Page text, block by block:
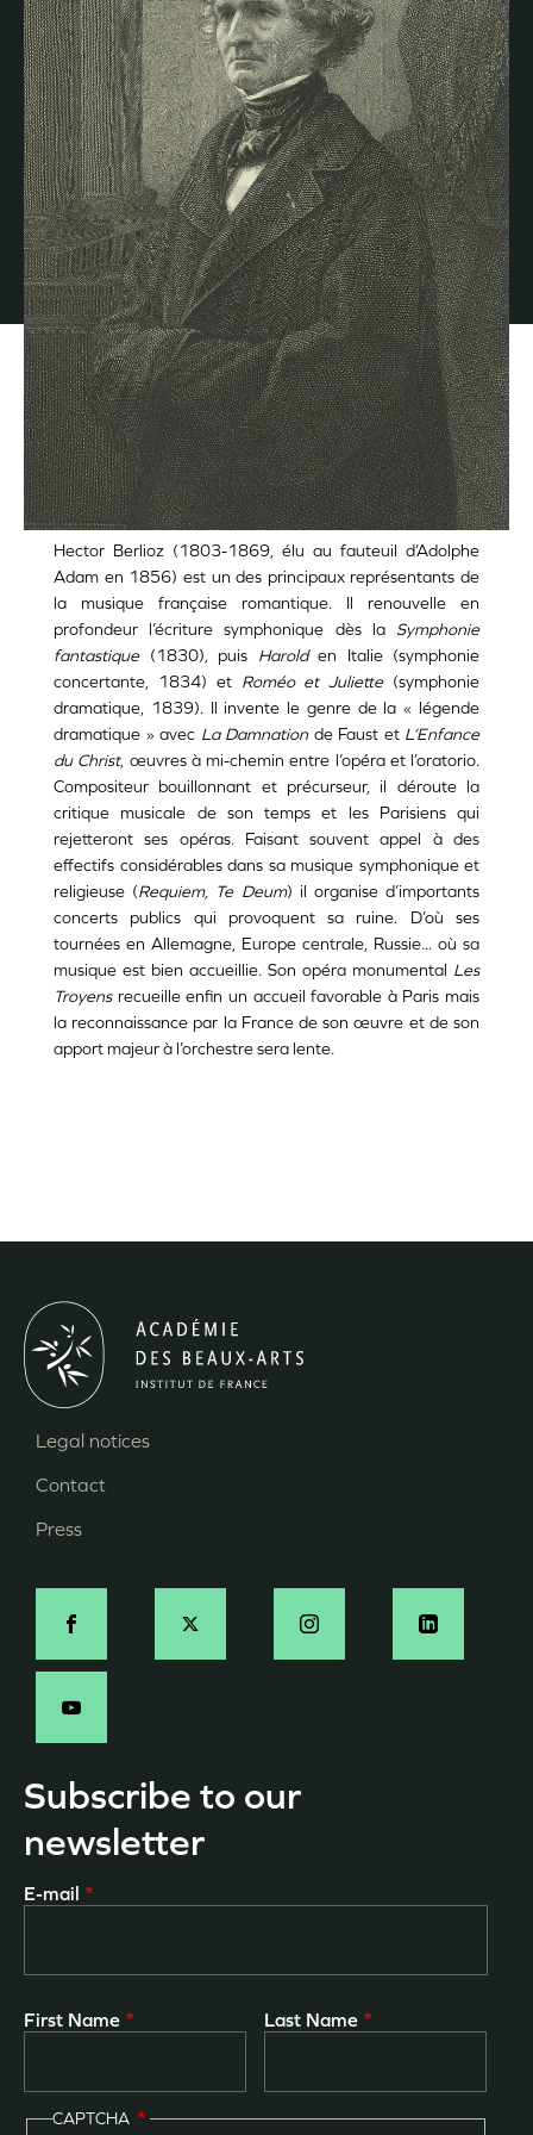
Hector Berlioz (1803-1869, élu au fauteuil d’Adolphe
Adam en 1856) est un des principaux représentants de
la musique française romantique. Il renouvelle en
profondeur l’écriture symphonique dès la Symphonie
fantastique(1830), puis Harolden Italie (symphonie
concertante, 1834) et Roméo et Juliette(symphonie
dramatique, 1839). Il invente le genre de la « légende
dramatique » avec La Damnation de Faust et L’Enfance
du Christ, œuvres à mi-chemin entre l’opéra et l’oratorio.
Compositeur bouillonnant et précurseur, il déroute la
critique musicale de son temps et les Parisiens qui
rejetteront ses opéras. Faisant souvent appel à des
effectifs considérables dans sa musique symphonique et
religieuse (Requiem, Te Deum) il organise d’importants
concerts publics qui provoquent sa ruine. D’où ses
tournées en Allemagne, Europe centrale, Russie... où sa
musique est bien accueillie. Son opéra monumental Les
Troyensrecueille enfin un accueil favorable à Paris mais
la reconnaissance par la France de son œuvre et de son
apport majeur à l’orchestre sera lente.
Pied
de
Legal notices
Contact
Press
Social
-
Subscribe to our
newsletter
E-mail
First Name Last Name
CAPTCHA